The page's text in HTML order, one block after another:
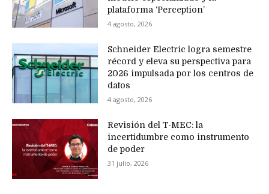
plataforma ‘Perception’
4 agosto, 2026
Schneider Electric logra semestre
récord y eleva su perspectiva para
2026 impulsada por los centros de
datos
4 agosto, 2026
Revisión del T-MEC: la
incertidumbre como instrumento
de poder
31 julio, 2026